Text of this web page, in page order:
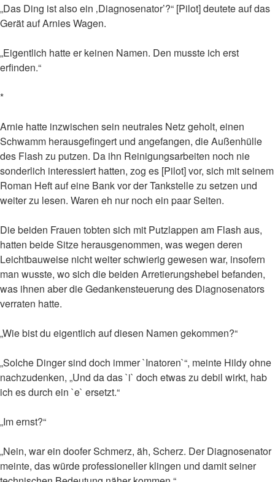
„Das Ding ist also ein ‚Diagnosenator’?“ [Pilot] deutete auf das
Gerät auf Arnies Wagen.
„Eigentlich hatte er keinen Namen. Den musste ich erst
erfinden.“
*
Arnie hatte inzwischen sein neutrales Netz geholt, einen
Schwamm herausgefingert und angefangen, die Außenhülle
des Flash zu putzen. Da ihn Reinigungsarbeiten noch nie
sonderlich interessiert hatten, zog es [Pilot] vor, sich mit seinem
Roman Heft auf eine Bank vor der Tankstelle zu setzen und
weiter zu lesen. Waren eh nur noch ein paar Seiten.
Die beiden Frauen tobten sich mit Putzlappen am Flash aus,
hatten beide Sitze herausgenommen, was wegen deren
Leichtbauweise nicht weiter schwierig gewesen war, insofern
man wusste, wo sich die beiden Arretierungshebel befanden,
was ihnen aber die Gedankensteuerung des Diagnosenators
verraten hatte.
„Wie bist du eigentlich auf diesen Namen gekommen?“
„Solche Dinger sind doch immer `Inatoren`“, meinte Hildy ohne
nachzudenken, „Und da das `i` doch etwas zu debil wirkt, hab
ich es durch ein `e` ersetzt.“
„Im ernst?“
„Nein, war ein doofer Schmerz, äh, Scherz. Der Diagnosenator
meinte, das würde professioneller klingen und damit seiner